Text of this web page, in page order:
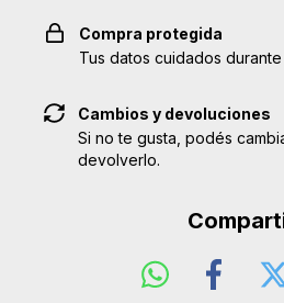
Compra protegida
Tus datos cuidados
Cambios y devoluciones
Si no te gusta, podés
devolverlo.